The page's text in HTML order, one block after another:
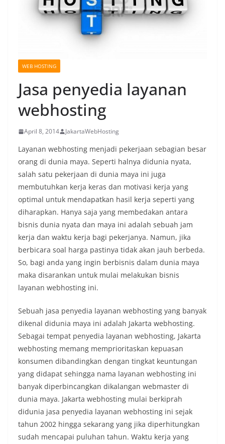
WEB HOSTING
Jasa penyedia layanan
webhosting
April 8, 2014 JakartaWebHosting
Layanan webhosting menjadi pekerjaan sebagian besar
orang di dunia maya. Seperti halnya didunia nyata,
salah satu pekerjaan di dunia maya ini juga
membutuhkan kerja keras dan motivasi kerja yang
optimal untuk mendapatkan hasil kerja seperti yang
diharapkan. Hanya saja yang membedakan antara
bisnis dunia nyata dan maya ini adalah sebuah jam
kerja dan waktu kerja bagi pekerjanya. Namun, jika
berbicara soal harga pastinya tidak akan jauh berbeda.
So, bagi anda yang ingin berbisnis dalam dunia maya
maka disarankan untuk mulai melakukan bisnis
layanan webhosting ini.
Sebuah jasa penyedia layanan webhosting yang banyak
dikenal didunia maya ini adalah Jakarta webhosting.
Sebagai tempat penyedia layanan webhosting, Jakarta
webhosting memang memprioritaskan kepuasan
konsumen dibandingkan dengan tingkat keuntungan
yang didapat sehingga nama layanan webhosting ini
banyak diperbincangkan dikalangan webmaster di
dunia maya. Jakarta webhosting mulai berkiprah
didunia jasa penyedia layanan webhosting ini sejak
tahun 2002 hingga sekarang yang jika diperhitungkan
sudah mencapai puluhan tahun. Waktu kerja yang